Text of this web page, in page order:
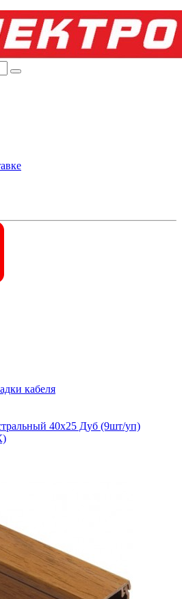
кабеля
40х25 Дуб (9шт/уп)